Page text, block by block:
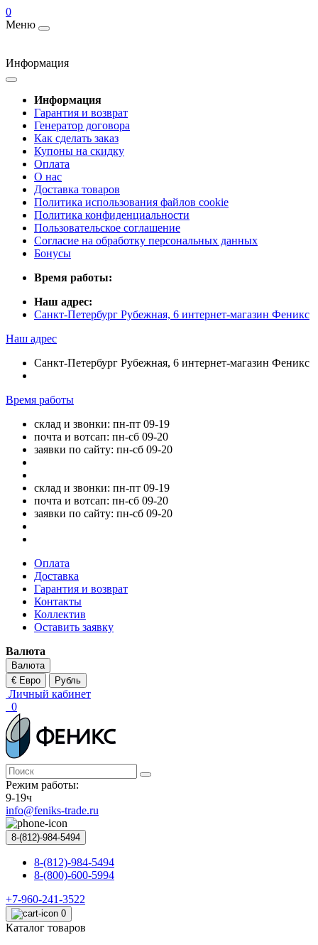
0
Меню
Информация
Информация
Гарантия и возврат
Генератор договора
Как сделать заказ
Купоны на скидку
Оплата
О нас
Доставка товаров
Политика использования файлов cookie
Политика конфиденциальности
Пользовательское соглашение
Согласие на обработку персональных данных
Бонусы
Время работы:
Наш адрес:
Санкт-Петербург Рубежная, 6 интернет-магазин Феникс
Наш адрес
Санкт-Петербург Рубежная, 6 интернет-магазин Феникс
Время работы
склад и звонки: пн-пт 09-19
почта и вотсап: пн-сб 09-20
заявки по сайту: пн-сб 09-20
склад и звонки: пн-пт 09-19
почта и вотсап: пн-сб 09-20
заявки по сайту: пн-сб 09-20
Оплата
Доставка
Гарантия и возврат
Контакты
Коллектив
Оставить заявку
Валюта
Валюта
€ Евро
Рубль
Личный кабинет
0
Режим работы:
9-19ч
info@feniks-trade.ru
8-(812)-984-5494
8-(812)-984-5494
8-(800)-600-5994
+7-960-241-3522
0
Каталог товаров